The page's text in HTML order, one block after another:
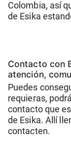
Colombia, así
de Esika
Contacto con
atención,
Puedes
requieras,
contacto que
de Esika. Allí
contacten.